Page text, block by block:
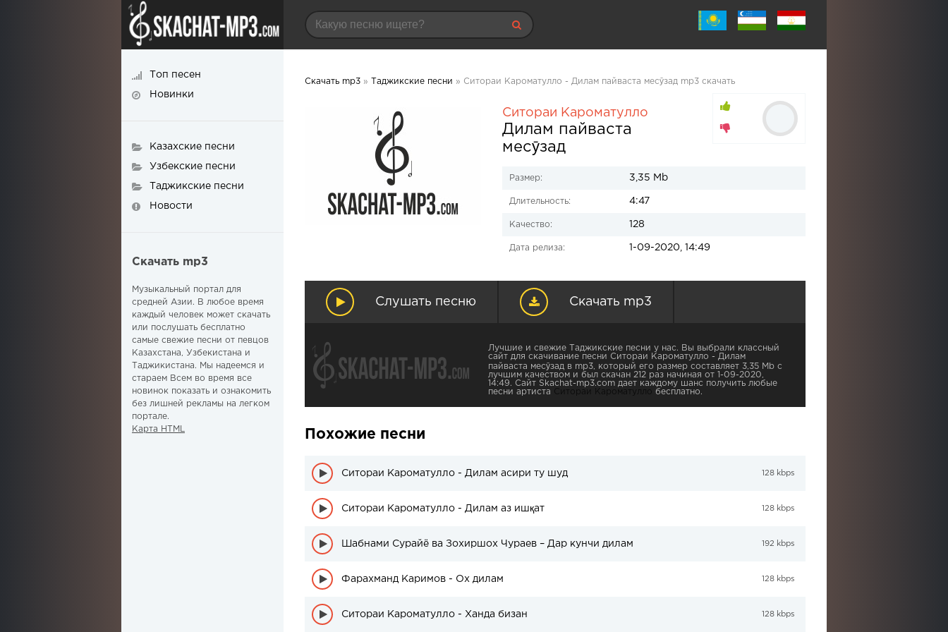
Скачать mp3 » Таджикские песни » Ситораи Кароматулло - Дилам пайваста месӯзад mp3 скачать
Ситораи Кароматулло
Дилам пайваста
месӯзад
Размер: 3,35 Mb
Длительность: 4:47
Качество: 128
Дата релиза: 1-09-2020, 14:49
Слушать песню Скачать mp3
Лучшие и свежие Таджикские песни у нас. Вы выбрали классный
сайт для скачивание песни Ситораи Кароматулло - Дилам
пайваста месӯзад в mp3, который его размер составляет 3,35 Mb с
лучшим качеством и был скачан 212 раз начиная от 1-09-2020,
14:49. Сайт Skachat-mp3.com дает каждому шанс получить любые
песни артиста
Ситораи Кароматулло бесплатно.
Похожие песни
Ситораи Кароматулло - Дилам асири ту шуд 128 kbps
Ситораи Кароматулло - Дилам аз ишқат 128 kbps
Шабнами Сурайё ва Зохиршох Чураев – Дар кунчи дилам 192 kbps
Фарахманд Каримов - Ох дилам 128 kbps
Ситораи Кароматулло - Ханда бизан 128 kbps
Топ песен
Новинки
Казахские песни
Узбекские песни
Таджикские песни
Новости
Скачать mp3
Музыкальный портал для
средней Азии. В любое время
каждый человек может скачать
или послушать бесплатно
самые свежие песни от певцов
Казахстана, Узбекистана и
Таджикистана. Мы надеемся и
стараем Всем во время все
новинок показать и ознакомить
без лишней рекламы на легком
портале.
Карта HTML